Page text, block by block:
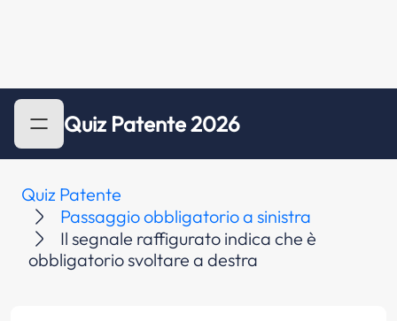
Quiz Patente 2026
Quiz Patente
Passaggio obbligatorio a sinistra
Il segnale raffigurato indica che è
obbligatorio svoltare a destra